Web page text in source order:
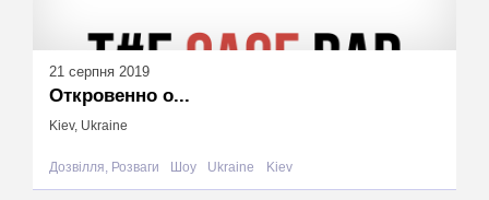
21 серпня 2019
Откровенно о...
Kiev, Ukraine
Дозвілля, Розваги Шоу Ukraine Kiev